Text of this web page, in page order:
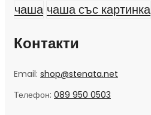
чаша чаша със картинка
Контакти
Email: shop@stenata.net
Телефон: 089 950 0503